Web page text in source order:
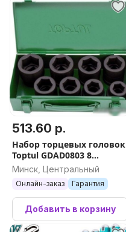
513.60 р.
Набор торцевых головок
Toptul GDAD0803 8
предметов
Минск, Центральный
Онлайн-заказ Гарантия
Добавить в корзину